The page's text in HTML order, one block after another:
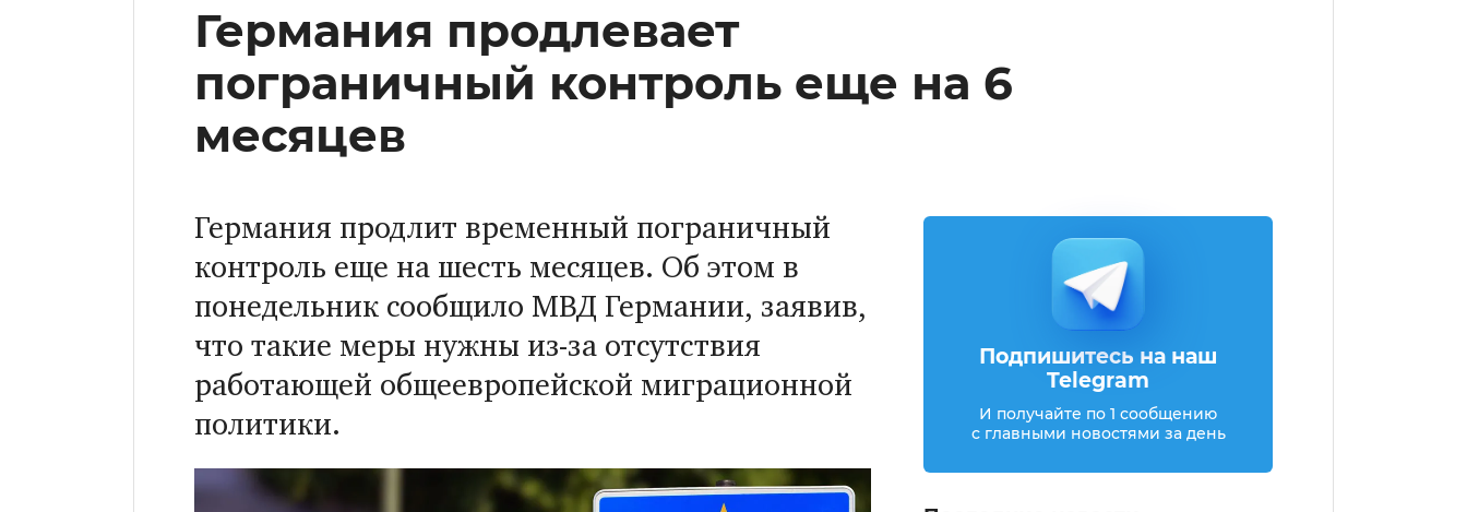
Германия продлевает
пограничный контроль еще на 6
месяцев
Германия продлит временный пограничный
контроль еще на шесть месяцев. Об этом в
понедельник сообщило МВД Германии, заявив,
что такие меры нужны из-за отсутствия
работающей общеевропейской миграционной
политики.
Подпишитесь на наш
Telegram
И получайте по 1 сообщению
с главными новостями за день